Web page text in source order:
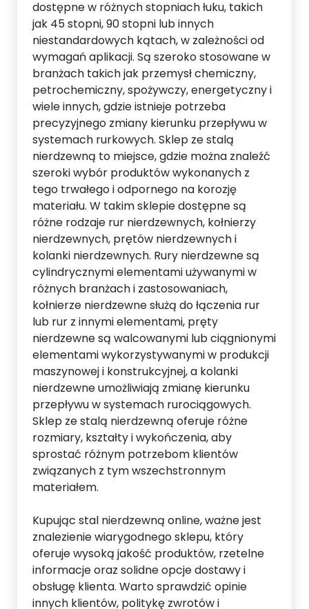
dostępne w różnych stopniach łuku, takich
jak 45 stopni, 90 stopni lub innych
niestandardowych kątach, w zależności od
wymagań aplikacji. Są szeroko stosowane w
branżach takich jak przemysł chemiczny,
petrochemiczny, spożywczy, energetyczny i
wiele innych, gdzie istnieje potrzeba
precyzyjnego zmiany kierunku przepływu w
systemach rurkowych. Sklep ze stalą
nierdzewną to miejsce, gdzie można znaleźć
szeroki wybór produktów wykonanych z
tego trwałego i odpornego na korozję
materiału. W takim sklepie dostępne są
różne rodzaje rur nierdzewnych, kołnierzy
nierdzewnych, prętów nierdzewnych i
kolanki nierdzewnych. Rury nierdzewne są
cylindrycznymi elementami używanymi w
różnych branżach i zastosowaniach,
kołnierze nierdzewne służą do łączenia rur
lub rur z innymi elementami, pręty
nierdzewne są walcowanymi lub ciągnionymi
elementami wykorzystywanymi w produkcji
maszynowej i konstrukcyjnej, a kolanki
nierdzewne umożliwiają zmianę kierunku
przepływu w systemach rurociągowych.
Sklep ze stalą nierdzewną oferuje różne
rozmiary, kształty i wykończenia, aby
sprostać różnym potrzebom klientów
związanych z tym wszechstronnym
materiałem.
Kupując stal nierdzewną online, ważne jest
znalezienie wiarygodnego sklepu, który
oferuje wysoką jakość produktów, rzetelne
informacje oraz solidne opcje dostawy i
obsługę klienta. Warto sprawdzić opinie
innych klientów, politykę zwrotów i